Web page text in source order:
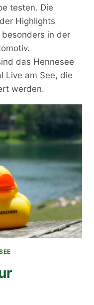
testen. Die
Highlights
in der
das Hennesee
Live am See, die
werden.